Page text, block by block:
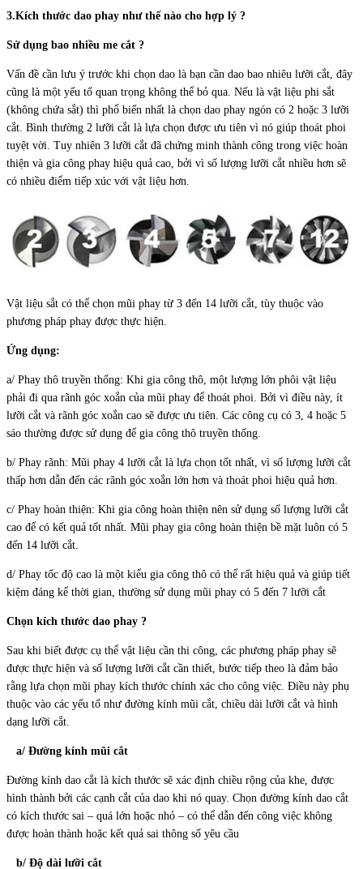
3.Kích thước dao phay như thế nào cho hợp lý ?
Sử dụng bao nhiều me cắt ?
Vấn đề cần lưu ý trước khi chọn dao là bạn cần dao bao nhiêu lưỡi cắt, đây
cũng là một yếu tố quan trọng không thể bỏ qua. Nếu là vật liệu phi sắt
(không chứa sắt) thì phổ biến nhất là chọn dao phay ngón có 2 hoặc 3 lưỡi
cắt. Bình thường 2 lưỡi cắt là lựa chọn được ưu tiên vì nó giúp thoát phoi
tuyệt vời. Tuy nhiên 3 lưỡi cắt đã chứng minh thành công trong việc hoàn
thiện và gia công phay hiệu quả cao, bởi vì số lượng lưỡi cắt nhiều hơn sẽ
có nhiều điểm tiếp xúc với vật liệu hơn.
Vật liệu sắt có thể chọn mũi phay từ 3 đến 14 lưỡi cắt, tùy thuộc vào
phương pháp phay được thực hiện.
Ứng dụng:
a/ Phay thô truyền thống: Khi gia công thô, một lượng lớn phôi vật liệu
phải đi qua rãnh góc xoắn của mũi phay để thoát phoi. Bởi vì điều này, ít
lưỡi cắt và rãnh góc xoắn cao sẽ được ưu tiên. Các công cụ có 3, 4 hoặc 5
sáo thường được sử dụng để gia công thô truyền thống.
b/ Phay rãnh: Mũi phay 4 lưỡi cắt là lựa chọn tốt nhất, vì số lượng lưỡi cắt
thấp hơn dẫn đến các rãnh góc xoắn lớn hơn và thoát phoi hiệu quả hơn.
c/ Phay hoàn thiện: Khi gia công hoàn thiện nên sử dụng số lượng lưỡi cắt
cao để có kết quả tốt nhất. Mũi phay gia công hoàn thiện bề mặt luôn có 5
đến 14 lưỡi cắt.
d/ Phay tốc độ cao là một kiểu gia công thô có thể rất hiệu quả và giúp tiết
kiệm đáng kể thời gian, thường sử dụng mũi phay có 5 đến 7 lưỡi cắt
Chọn kích thước dao phay ?
Sau khi biết được cụ thể vật liệu cần thi công, các phương pháp phay sẽ
được thực hiện và số lượng lưỡi cắt cần thiết, bước tiếp theo là đảm bảo
rằng lựa chọn mũi phay kích thước chính xác cho công việc. Điều này phụ
thuộc vào các yếu tố như đường kính mũi cắt, chiều dài lưỡi cắt và hình
dạng lưỡi cắt.
a/ Đường kính mũi cắt
Đường kính dao cắt là kích thước sẽ xác định chiều rộng của khe, được
hình thành bởi các cạnh cắt của dao khi nó quay. Chọn đường kính dao cắt
có kích thước sai – quá lớn hoặc nhỏ – có thể dẫn đến công việc không
được hoàn thành hoặc kết quả sai thông số yêu cầu
b/ Độ dài lưỡi cắt